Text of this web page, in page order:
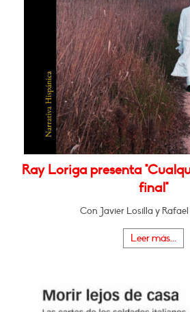
Ray Loriga presenta
final"
Con Javier Losilla y
Leer más...